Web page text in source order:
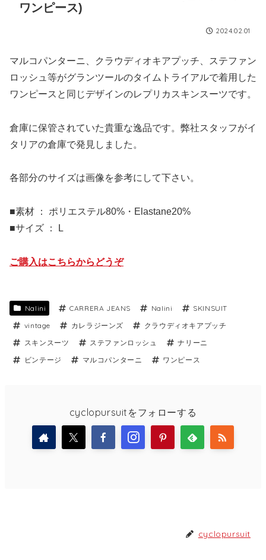
ワンピース)
2024.02.01
マルコパンターニ、クラウディオキアプッチ、ステファン
ロッシュ等がグランツールのタイムトライアルで着用した
ワンピースと同じデザインのレプリカスキンスーツです。
倉庫に保管されていた貴重な逸品です。弊社スタッフがイ
タリアの倉庫で発見しました。
各部分のサイズは画像を参考にして下さい。
■素材 ： ポリエステル80%・Elastane20%
■サイズ ： L
ご購入はこちらからどうぞ
Nalini CARRERA JEANS Nalini
SKINSUIT
vintage
カレラジーンズ
クラウディオキアプッチ
スキンスーツ
ステファンロッシュ
ナリーニ
ビンテージ
マルコパンターニ ワンピース
cyclopursuitをフォローする
cyclopursuit